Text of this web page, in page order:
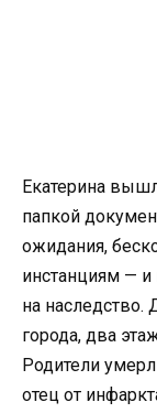
Екатерина
папкой
ожидания,
инстанциям — и
на наследство.
города, два
Родители
отец от